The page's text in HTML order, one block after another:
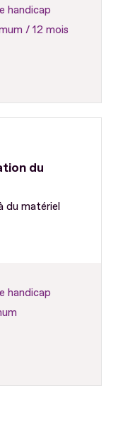
handicap
/ 12 mois
du
du matériel
handicap